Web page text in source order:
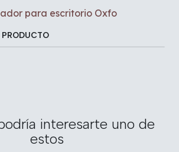
para escritorio Oxfo
PRODUCTO
interesarte uno de
estos